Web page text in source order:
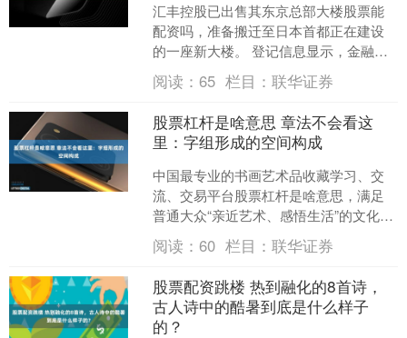
汇丰控股已出售其东京总部大楼股票能
配资吗，准备搬迁至日本首都正在建设
的一座新大楼。 登记信息显示，金融服
务公司三菱HC资本的一个部门3月收购
了位于东京日本桥区的....
阅读：65 栏目：联华证券
股票杠杆是啥意思 章法不会看这
里：字组形成的空间构成
中国最专业的书画艺术品收藏学习、交
流、交易平台股票杠杆是啥意思，满足
普通大众“亲近艺术、感悟生活”的文化空
间！集书画交流、研讨、鉴赏、养生、
文论于一体，旨在弘扬....
阅读：60 栏目：联华证券
股票配资跳楼 热到融化的8首诗，
古人诗中的酷暑到底是什么样子
的？